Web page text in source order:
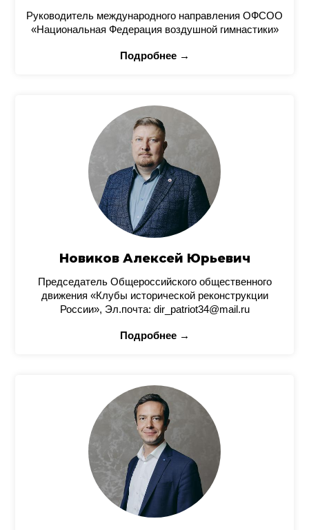
Руководитель международного направления ОФСОО
«Национальная Федерация воздушной гимнастики»
Подробнее →
Новиков Алексей Юрьевич
Председатель Общероссийского общественного
движения «Клубы исторической реконструкции
России», Эл.почта: dir_patriot34@mail.ru
Подробнее →